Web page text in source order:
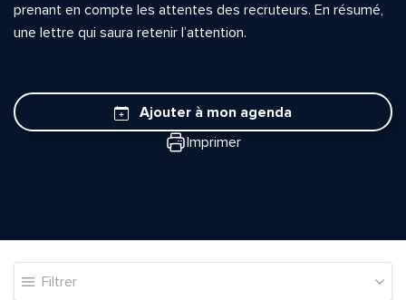
prenant en compte les attentes des recruteurs. En résumé,
une lettre qui saura retenir l’attention.
Ajouter à mon agenda
Imprimer
Filtrer